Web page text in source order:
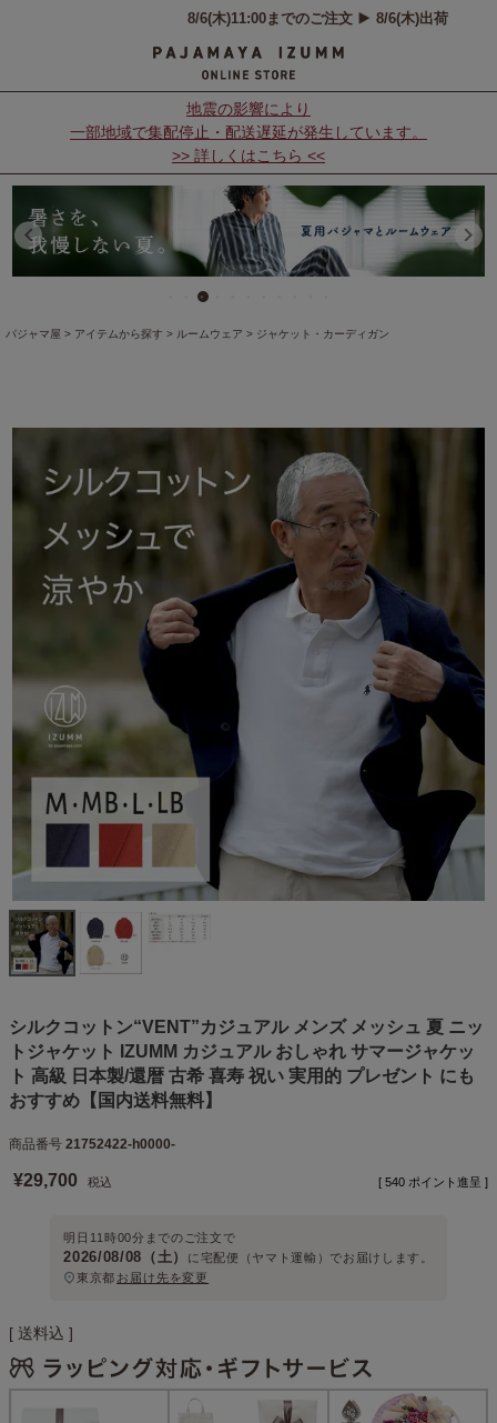
地震の影響により
一部地域で集配停止・配送遅延が発生しています。
>> 詳しくはこちら <<
パジャマ屋 アイテムから探す ルームウェア ジャケット・カーディガン
シルクコットン“VENT”カジュアル メンズ メッシュ 夏 ニッ
トジャケット IZUMM カジュアル おしゃれ サマージャケッ
ト 高級 日本製/還暦 古希 喜寿 祝い 実用的 プレゼント にも
おすすめ【国内送料無料】
商品番号 21752422-h0000-
¥29,700 税込 [ 540 ポイント進呈 ]
明日 11時00分 までのご注文で
2026/08/08（土） に 宅配便（ヤマト運輸） でお届けします。
東京都 お届け先を変更
送料込